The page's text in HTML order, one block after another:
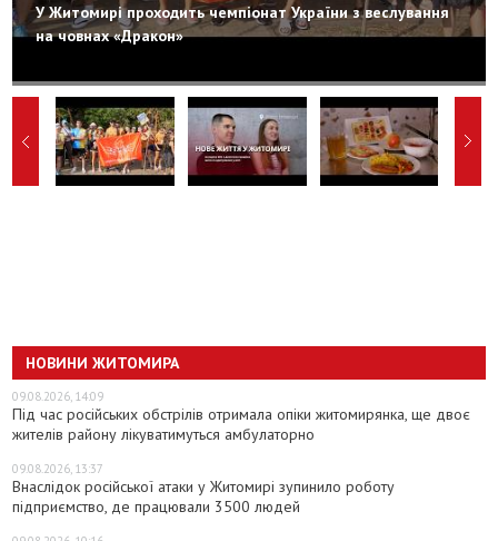
У Житомирі проходить чемпіонат України з веслування
на човнах «Дракон»
НОВИНИ ЖИТОМИРА
09.08.2026, 14:09
Під час російських обстрілів отримала опіки житомирянка, ще двоє
жителів району лікуватимуться амбулаторно
09.08.2026, 13:37
Внаслідок російської атаки у Житомирі зупинило роботу
підприємство, де працювали 3500 людей